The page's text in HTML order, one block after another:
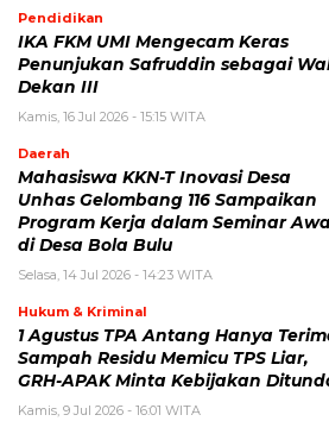
Pendidikan
IKA FKM UMI Mengecam Keras
Penunjukan Safruddin sebagai
Dekan III
Kamis, 16 Jul 2026 - 15:15 WITA
Daerah
Mahasiswa KKN-T Inovasi Desa
Unhas Gelombang 116 Sampaikan
Program Kerja dalam Seminar
di Desa Bola Bulu
Selasa, 14 Jul 2026 - 14:23 WITA
Hukum & Kriminal
1 Agustus TPA Antang Hanya
Sampah Residu Memicu TPS Liar,
GRH-APAK Minta Kebijakan
Kamis, 9 Jul 2026 - 16:01 WITA